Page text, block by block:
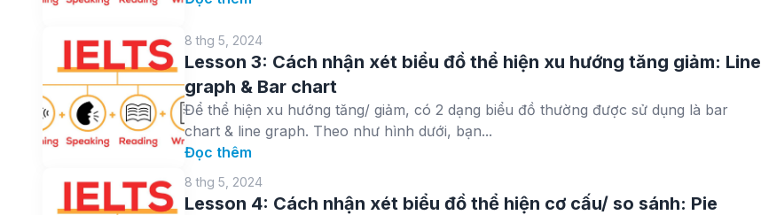
8 thg 5, 2024
Lesson 3: Cách nhận xét biểu đồ thể hiện xu hướng tăng giảm: Line
graph & Bar chart
Để thể hiện xu hướng tăng/ giảm, có 2 dạng biểu đồ thường được sử dụng là bar
chart & line graph. Theo như hình dưới, bạn...
Đọc thêm
8 thg 5, 2024
Lesson 4: Cách nhận xét biểu đồ thể hiện cơ cấu/ so sánh: Pie